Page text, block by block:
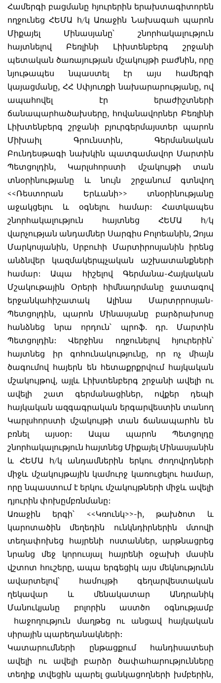
Համերգի բացմանը հյուրերին երախտագիտորեն
ողջունեց ՀԵՄԱ հ/կ Առաջին Նախագահ պարոն
Միքայել Մինասյանը՝ շնորհակալություն
հայտնելով Բեռլինի Լիխտենբերգ շրջանի
պետական ծառայության մշակույթի բաժնին, որը
նյութապես նպաստել էր այս համերգի
կայացմանը, ՀՀ Սփյուռքի նախարարությանը, ով
ապահովել էր երաժիշտների
ճանապարհածախսերը, հովանավորներ Բեռլինի
Լիխտենբերգ շրջանի բյուրգերմայստեր պարոն
Միխաիլ Գրունստին, Գերմանական
Բունդեսթագի նախկին պատգամավոր Մարտին
Պետցոլդին, Կարլսհորստի մշակույթի տան
տնօրինությանը և նույն շրջանում գտնվող
<<Ռեստորան Երևանի>> տնօրինությանը
աջակցելու և օգնելու համար: Հատկապես
շնորհակալություն հայտնեց ՀԵՄԱ հ/կ
վարչության անդամներ Սարգիս Բոլոեանին, Զոյա
Մարկոսյանին, Սրբուհի Մարտիրոսյանին իրենց
անձնվեր կազմակերպչական աշխատանքների
համար: Ապա հիշելով Գերմանա-Հայկական
Մշակութային Օրերի հիմնադրմանը ջատագով
երջանկահիշատակ Ալինա Մարտրրոսյան-
Պետցոլդին, պարոն Մինասյանը բարձրախոսը
հանձնեց նրա որդուն՝ պրոֆ. դր. Մարտին
Պետցոլդին: Վերջինս ողջունելով հյուրերին՝
հայտնեց իր գոհունակությունը, որ ոչ միայն
ծագումով հայերն են հետաքրքրվում հայկական
մշակույթով, այլև Լիխտենբերգ շրջանի ավելի ու
ավելի շատ գերմանացիներ, ովքեր դեպի
հայկական ազգագրական երգարվեստին տանող
Կարլսհորստի մշակույթի տան ճանապարհն են
բռնել այսօր: Ապա պարոն Պետցոլդը
շնորհակալություն հայտնեց Միքայել Մինասյանին
և ՀԵՄԱ հ/կ անդամներին երկու ժողովրդների
միջև մշակույթային կամուրջ կառուցելու համար,
որը նպաստում է երկու մշակույթների միջև ավելի
դյուրին փոխըմբռնմանը:
Առաջին երգի՝ <<Կռունկ>>-ի, թախծոտ և
կարոտածին մեղեդին ունկնդիրներին մտովի
տեղափոխեց հայրենի ոստաններ, արթնացրեց
նրանց մեջ կորուսյալ հայրենի օջախի մասին
վշտոտ հուշերը, ապա երգեցիկ այս մեկնությունն
ավարտելով՝ համույթի գեղարվեստական
ղեկավար և մենակատար Անդրանիկ
Մանուկյանը բոլորին աստծո օգնությամբ
հաջողություն մաղթեց ու անցավ հայկական
սիրային պարեղանակների:
Կատարումների ընթացքում հանդիսատեսի
ավելի ու ավելի բարձր ծափահարությունները
տեղիք տվեցին պարել ցանկացողների խմբերին,